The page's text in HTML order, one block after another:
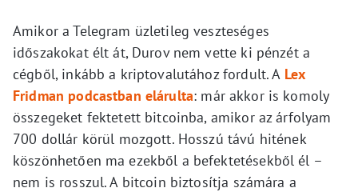
Amikor a Telegram üzletileg veszteséges
időszakokat élt át, Durov nem vette ki pénzét a
cégből, inkább a kriptovalutához fordult. A Lex
Fridman podcastban elárulta: már akkor is komoly
összegeket fektetett bitcoinba, amikor az árfolyam
700 dollár körül mozgott. Hosszú távú hitének
köszönhetően ma ezekből a befektetésekből él –
nem is rosszul. A bitcoin biztosítja számára a